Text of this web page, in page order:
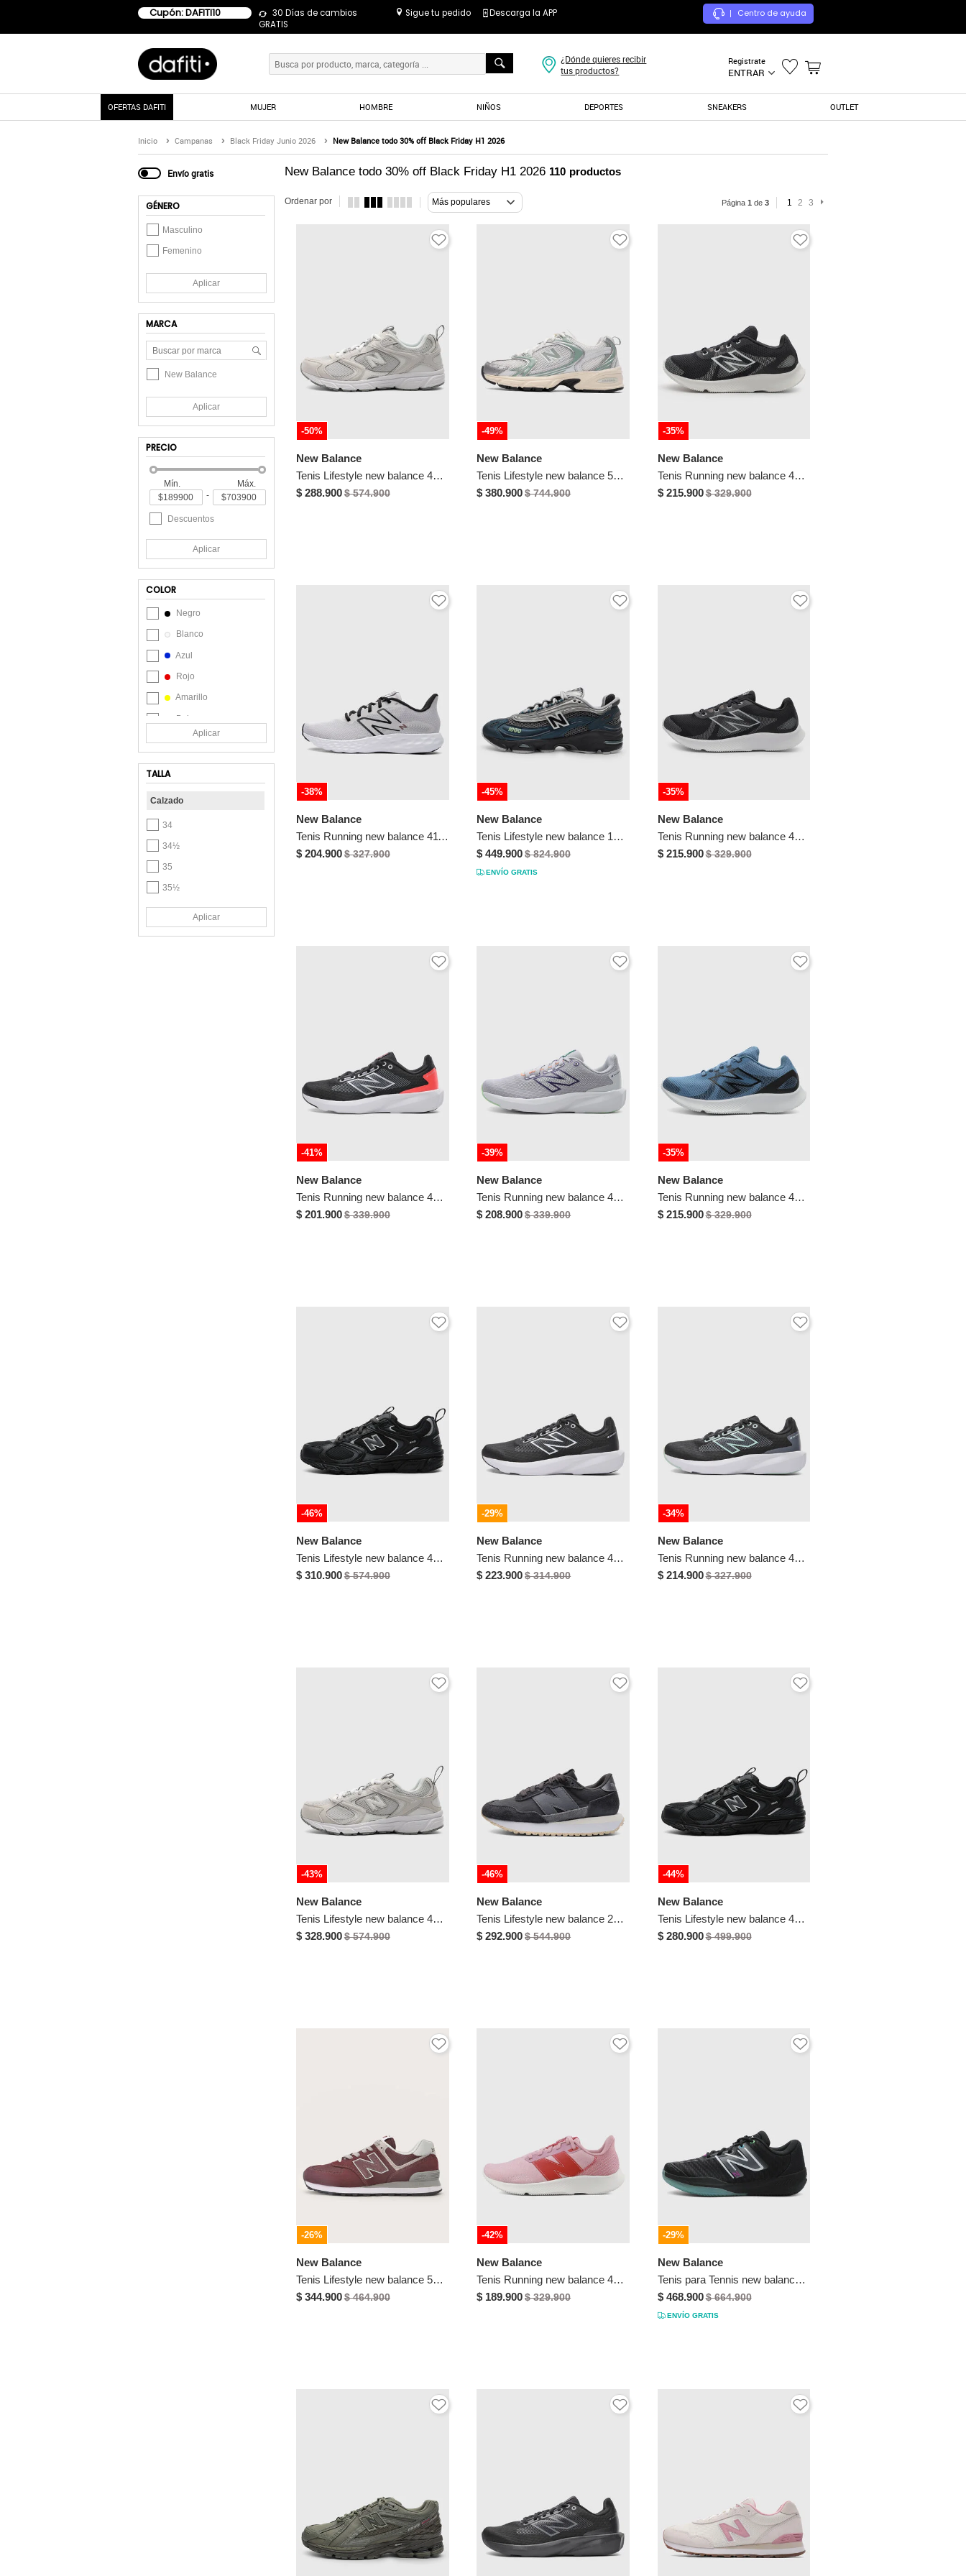
Cupón: DAFITI10
30 Días de cambios
GRATIS
Sigue tu pedido Descarga la APP | Centro de ayuda
Registrate
ENTRAR
¿Dónde quieres recibir
tus productos?
OFERTAS DAFITI MUJER HOMBRE NIÑOS DEPORTES SNEAKERS OUTLET
Inicio Campanas Black Friday Junio 2026 New Balance todo 30% off Black Friday H1 2026
Envío gratis
GÉNERO
Masculino
Femenino
Aplicar
MARCA
New Balance
Aplicar
PRECIO
Mín.
Máx.
-
Descuentos
Aplicar
COLOR
Negro
Blanco
Azul
Rojo
Amarillo
Beige
Lila
Marrón
Plateado
Verde
Aplicar
TALLA
Calzado
34
34½
35
35½
36
36½
Aplicar
New Balance todo 30% off Black Friday H1 2026 110 productos
Ordenar por Más populares Página 1 de 3 1 2 3
-50%
New Balance
Tenis Lifestyle new balance 408 Gris
$ 288.900$ 574.900
-49%
New Balance
Tenis Lifestyle new balance 530 Blanco
$ 380.900$ 744.900
-35%
New Balance
Tenis Running new balance 430 Negro
$ 215.900$ 329.900
-38%
New Balance
Tenis Running new balance 411 Gris
$ 204.900$ 327.900
-45%
New Balance
Tenis Lifestyle new balance 1000 Gris
$ 449.900$ 824.900
ENVÍO GRATIS
-35%
New Balance
Tenis Running new balance 430 Negro
$ 215.900$ 329.900
-41%
New Balance
Tenis Running new balance 413 Negro
$ 201.900$ 339.900
-39%
New Balance
Tenis Running new balance 413 Gris
$ 208.900$ 339.900
-35%
New Balance
Tenis Running new balance 430 Azul
$ 215.900$ 329.900
-46%
New Balance
Tenis Lifestyle new balance 408 Negro
$ 310.900$ 574.900
-29%
New Balance
Tenis Running new balance 413 Negro
$ 223.900$ 314.900
-34%
New Balance
Tenis Running new balance 413 Negro
$ 214.900$ 327.900
-43%
New Balance
Tenis Lifestyle new balance 408 Gris
$ 328.900$ 574.900
-46%
New Balance
Tenis Lifestyle new balance 237 Negro
$ 292.900$ 544.900
-44%
New Balance
Tenis Lifestyle new balance 408 Negro
$ 280.900$ 499.900
-26%
New Balance
Tenis Lifestyle new balance 574 Vinotinto
$ 344.900$ 464.900
-42%
New Balance
Tenis Running new balance 430 v3 Rosa
$ 189.900$ 329.900
-29%
New Balance
Tenis para Tennis new balance 996 Negro
$ 468.900$ 664.900
ENVÍO GRATIS